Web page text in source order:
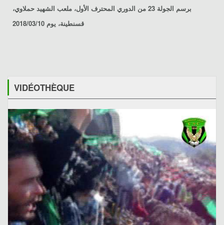
برسم الجولة 23 من الدوري المحترف الأول، ملعب الشهيد حملاوي،
قسنطينة، يوم 2018/03/10
VIDÉOTHÈQUE